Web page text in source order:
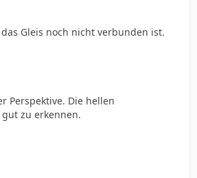
Gleis noch nicht verbunden ist.
Perspektive. Die hellen
zu erkennen.